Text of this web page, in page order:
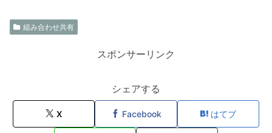
組み合わせ共有
スポンサーリンク
シェアする
X Facebook はてブ